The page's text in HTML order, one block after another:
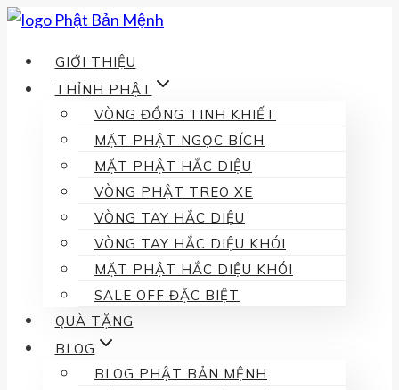
Skip
contentGIỚI THIỆU
THỈNH PHẬT
VÒNG ĐỒNG TINH KHIẾT
MẶT PHẬT NGỌC BÍCH
MẶT PHẬT HẮC DIỆU
VÒNG PHẬT TREO XE
VÒNG TAY HẮC DIỆU
VÒNG TAY HẮC DIỆU KHÓI
MẶT PHẬT HẮC DIỆU KHÓI
SALE OFF ĐẶC BIỆT
QUÀ TẶNG
BLOG
BLOG PHẬT BẢN MỆNH